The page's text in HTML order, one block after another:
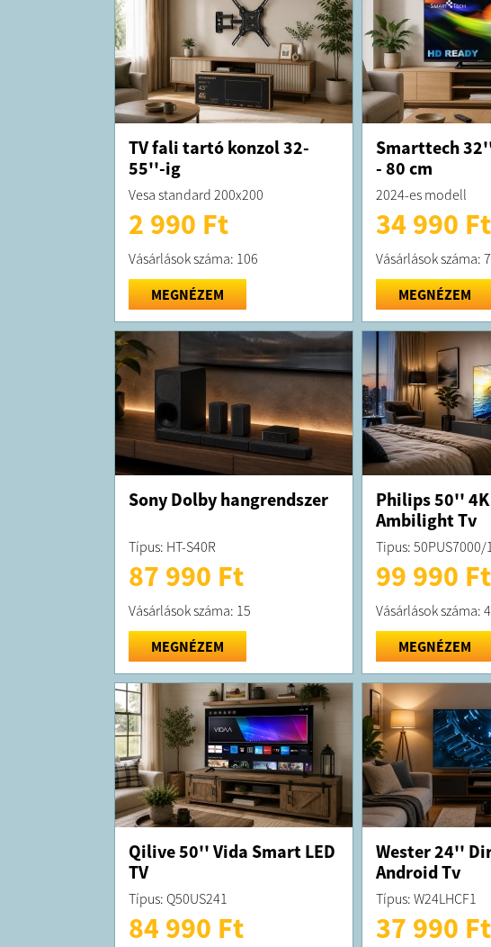
TV fali tartó konzol 32-
55''-ig
Vesa standard 200x200
2 990 Ft
Vásárlások száma: 106
MEGNÉZEM
Smarttech 32''
- 80 cm
2024-es modell
34 990 Ft
Vásárlások száma:
MEGNÉZEM
Sony Dolby hangrendszer
Típus: HT-S40R
87 990 Ft
Vásárlások száma: 15
MEGNÉZEM
Philips 50'' 4K
Ambilight Tv
Tipus: 50PUS7000/
99 990 Ft
Vásárlások száma:
MEGNÉZEM
Qilive 50'' Vida Smart LED
TV
Típus: Q50US241
84 990 Ft
Wester 24''
Android Tv
Típus: W24LHCF1
37 990 Ft